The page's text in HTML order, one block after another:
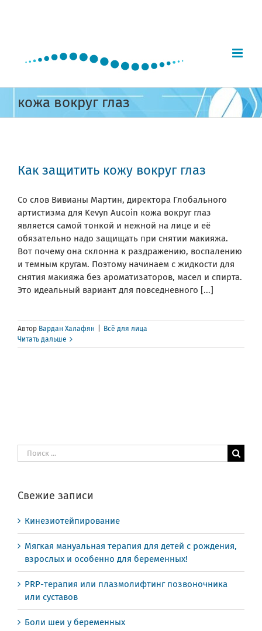
кожа вокруг глаз
Как защитить кожу вокруг глаз
Со слов Вивианы Мартин, директора Глобального
артистизма для Kevyn Aucoin кожа вокруг глаз
является самой тонкой и нежной на лице и её
обязательно надо защищать при снятии макияжа.
Вот почему она склонна к раздражению, воспалению
и темным кругам. Поэтому начинаем с жидкости для
снятия макияжа без ароматизаторов, масел и спирта.
Это идеальный вариант для повседневного [...]
Автор Вардан Халафян
Всё для лица
Читать дальше
Результат
поиска:
Свежие записи
Кинезиотейпирование
Мягкая мануальная терапия для детей с рождения,
взрослых и особенно для беременных!
PRP-терапия или плазмолифтинг позвоночника
или суставов
Боли шеи у беременных